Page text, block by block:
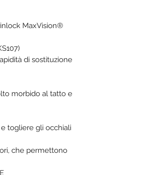
MaxVision®
di sostituzione
morbido al tatto e
togliere gli occhiali
che permettono